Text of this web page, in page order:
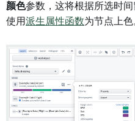
颜色参数，这将根据所选时
使用派生属性函数为节点上色